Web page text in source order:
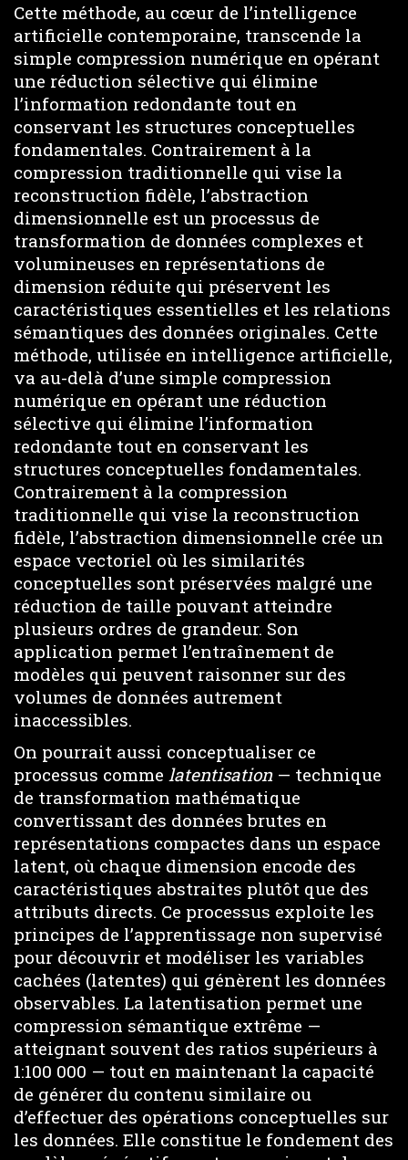
Cette méthode, au cœur de l’intelligence
artificielle contemporaine, transcende la
simple compression numérique en opérant
une réduction sélective qui élimine
l’information redondante tout en
conservant les structures conceptuelles
fondamentales. Contrairement à la
compression traditionnelle qui vise la
reconstruction fidèle, l’abstraction
dimensionnelle est un processus de
transformation de données complexes et
volumineuses en représentations de
dimension réduite qui préservent les
caractéristiques essentielles et les relations
sémantiques des données originales. Cette
méthode, utilisée en intelligence artificielle,
va au-delà d’une simple compression
numérique en opérant une réduction
sélective qui élimine l’information
redondante tout en conservant les
structures conceptuelles fondamentales.
Contrairement à la compression
traditionnelle qui vise la reconstruction
fidèle, l’abstraction dimensionnelle crée un
espace vectoriel où les similarités
conceptuelles sont préservées malgré une
réduction de taille pouvant atteindre
plusieurs ordres de grandeur. Son
application permet l’entraînement de
modèles qui peuvent raisonner sur des
volumes de données autrement
inaccessibles.
On pourrait aussi conceptualiser ce
processus comme latentisation— technique
de transformation mathématique
convertissant des données brutes en
représentations compactes dans un espace
latent, où chaque dimension encode des
caractéristiques abstraites plutôt que des
attributs directs. Ce processus exploite les
principes de l’apprentissage non supervisé
pour découvrir et modéliser les variables
cachées (latentes) qui génèrent les données
observables. La latentisation permet une
compression sémantique extrême —
atteignant souvent des ratios supérieurs à
1:100 000 — tout en maintenant la capacité
de générer du contenu similaire ou
d’effectuer des opérations conceptuelles sur
les données. Elle constitue le fondement des